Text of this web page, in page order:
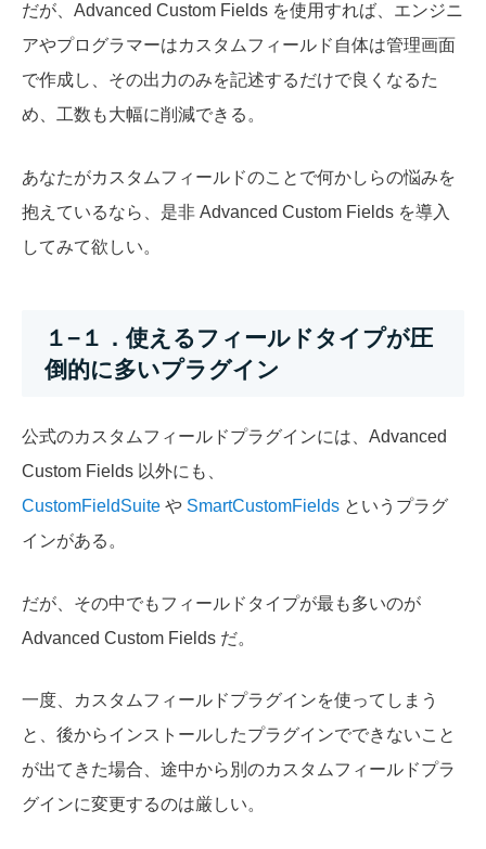
だが、Advanced Custom Fields を使用すれば、エンジニ
アやプログラマーはカスタムフィールド自体は管理画面
で作成し、その出力のみを記述するだけで良くなるた
め、工数も大幅に削減できる。
あなたがカスタムフィールドのことで何かしらの悩みを
抱えているなら、是非 Advanced Custom Fields を導入
してみて欲しい。
１−１．使えるフィールドタイプが圧
倒的に多いプラグイン
公式のカスタムフィールドプラグインには、Advanced
Custom Fields 以外にも、
CustomFieldSuite や SmartCustomFields というプラグ
インがある。
だが、その中でもフィールドタイプが最も多いのが
Advanced Custom Fields だ。
一度、カスタムフィールドプラグインを使ってしまう
と、後からインストールしたプラグインでできないこと
が出てきた場合、途中から別のカスタムフィールドプラ
グインに変更するのは厳しい。